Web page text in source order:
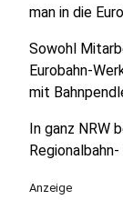
man in die
Sowohl
Eurobahn-
mit
In ganz NRW
Anzeige